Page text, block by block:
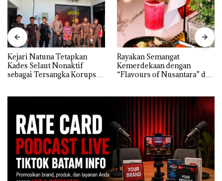
Kejari Natuna Tetapkan
Kades Selaut Nonaktif
sebagai Tersangka Korupsi
Rayakan Semangat
Kemerdekaan dengan
“Flavours of Nusantara” di